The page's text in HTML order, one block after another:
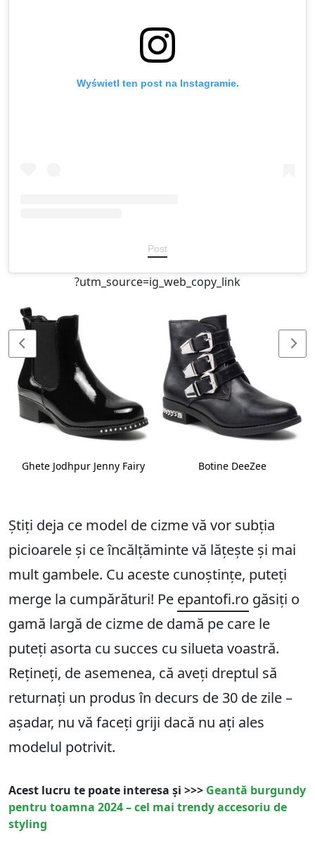
Wyświetl ten post na Instagramie.
Post
?utm_source=ig_web_copy_link
Ghete Jodhpur Jenny Fairy Botine DeeZee
Știți deja ce model de cizme vă vor subția
picioarele și ce încălțăminte vă lățește și mai
mult gambele. Cu aceste cunoștințe, puteți
merge la cumpărături! Pe epantofi.ro găsiți o
gamă largă de cizme de damă pe care le
puteți asorta cu succes cu silueta voastră.
Rețineți, de asemenea, că aveți dreptul să
returnați un produs în decurs de 30 de zile –
așadar, nu vă faceți griji dacă nu ați ales
modelul potrivit.
Acest lucru te poate interesa și >>> Geantă burgundy
pentru toamna 2024 – cel mai trendy accesoriu de
styling